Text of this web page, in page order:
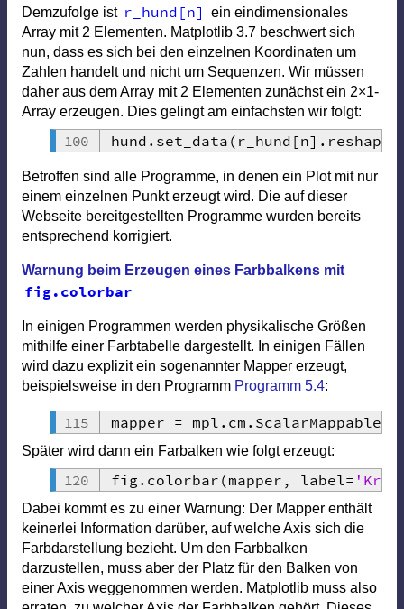
Demzufolge ist r_hund [n]
ein eindimensionales
Array mit 2 Elementen. Matplotlib 3.7 beschwert sich
nun, dass es sich bei den einzelnen Koordinaten um
Zahlen handelt und nicht um Sequenzen. Wir müssen
daher aus dem Array mit 2 Elementen zunächst ein 2×1-
Array erzeugen. Dies gelingt am einfachsten wir folgt:
hund . set_data ( r_hund [n] . reshape
Betroffen sind alle Programme, in denen ein Plot mit nur
einem einzelnen Punkt erzeugt wird. Die auf dieser
Webseite bereitgestellten Programme wurden bereits
entsprechend korrigiert.
Warnung beim Erzeugen eines Farbbalkens mit
fig. colorbar
In einigen Programmen werden physikalische Größen
mithilfe einer Farbtabelle dargestellt. In einigen Fällen
wird dazu explizit ein sogenannter Mapper erzeugt,
beispielsweise in den Programm Programm 5.4:
mapper = mpl . cm . ScalarMappable
Später wird dann ein Farbalken wie folgt erzeugt:
fig . colorbar (mapper , label=
Dabei kommt es zu einer Warnung: Der Mapper enthält
keinerlei Information darüber, auf welche Axis sich die
Farbdarstellung bezieht. Um den Farbbalken
darzustellen, muss aber der Platz für den Balken von
einer Axis weggenommen werden. Matplotlib muss also